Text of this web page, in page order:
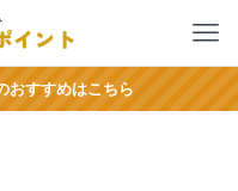
すすめはこちら